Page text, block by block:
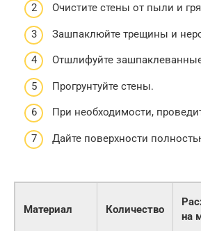
Очистите стены от пыли и
Зашпаклюйте трещины и
Отшлифуйте
Прогрунтуйте стены.
При необходимости,
Дайте поверхности
Материал Количество
на